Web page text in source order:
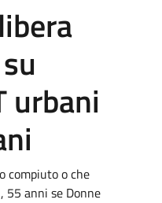
urbani
compiuto o che
55 anni se Donne